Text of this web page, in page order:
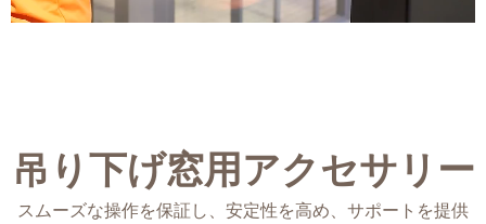
吊り下げ窓用アクセサリー
スムーズな操作を保証し、安定性を高め、サポートを提供